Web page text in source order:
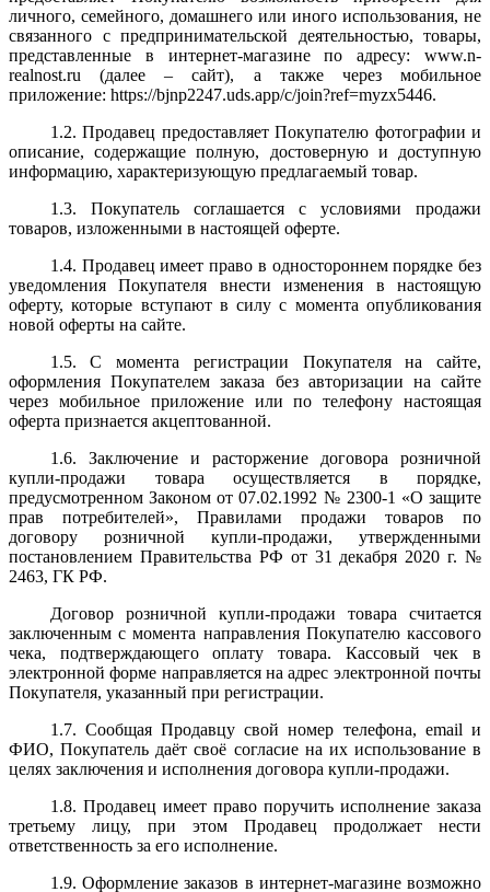
личного, семейного, домашнего или иного использования, не
связанного с предпринимательской деятельностью, товары,
представленные в интернет-магазине по адресу: www.n-
realnost.ru (далее – сайт), а также через мобильное
приложение: https://bjnp2247.uds.app/c/join?ref=myzx5446.
1.2. Продавец предоставляет Покупателю фотографии и
описание, содержащие полную, достоверную и доступную
информацию, характеризующую предлагаемый товар.
1.3. Покупатель соглашается с условиями продажи
товаров, изложенными в настоящей оферте.
1.4. Продавец имеет право в одностороннем порядке без
уведомления Покупателя внести изменения в настоящую
оферту, которые вступают в силу с момента опубликования
новой оферты на сайте.
1.5. С момента регистрации Покупателя на сайте,
оформления Покупателем заказа без авторизации на сайте
через мобильное приложение или по телефону настоящая
оферта признается акцептованной.
1.6. Заключение и расторжение договора розничной
купли-продажи товара осуществляется в порядке,
предусмотренном Законом от 07.02.1992 № 2300-1 «О защите
прав потребителей», Правилами продажи товаров по
договору розничной купли-продажи, утвержденными
постановлением Правительства РФ от 31 декабря 2020 г. №
2463, ГК РФ.
Договор розничной купли-продажи товара считается
заключенным с момента направления Покупателю кассового
чека, подтверждающего оплату товара. Кассовый чек в
электронной форме направляется на адрес электронной почты
Покупателя, указанный при регистрации.
1.7. Сообщая Продавцу свой номер телефона, email и
ФИО, Покупатель даёт своё согласие на их использование в
целях заключения и исполнения договора купли-продажи.
1.8. Продавец имеет право поручить исполнение заказа
третьему лицу, при этом Продавец продолжает нести
ответственность за его исполнение.
1.9. Оформление заказов в интернет-магазине возможно